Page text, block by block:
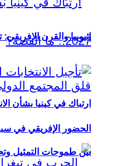
ارتباك في كينيا بشأن الانتخابات
إثيوبيا والقرن
الحضور الإفريقي في
بين طموحات التمثيل